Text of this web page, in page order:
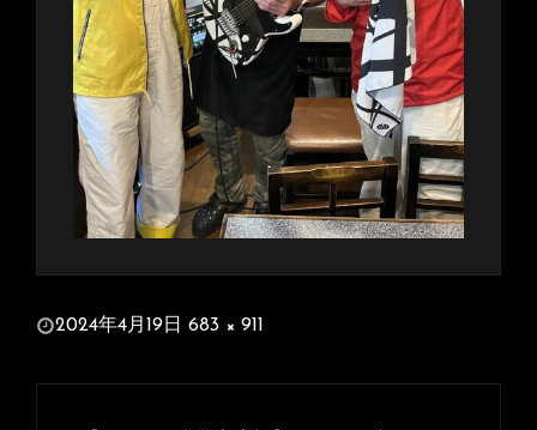
投
日:
2024年4月19日
ル
683 × 911